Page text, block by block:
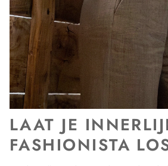
LAAT JE
FASHIONISTA